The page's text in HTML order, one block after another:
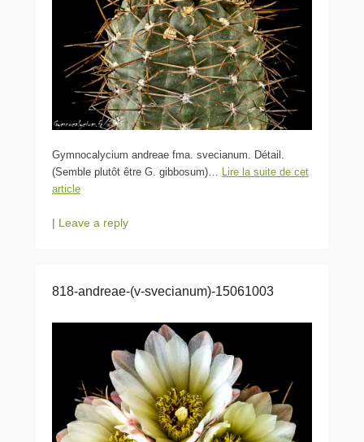
Gymnocalycium andreae fma. svecianum. Détail.
(Semble plutôt être G. gibbosum)…
Lire la suite de cet
article
| Leave a reply
818-andreae-(v-svecianum)-15061003